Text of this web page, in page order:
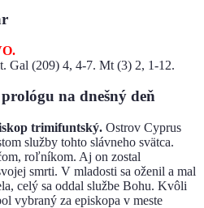
Gal (209) 4, 4-7. Mt (3) 2, 1-12.
na dnešný deň
trimifuntský. Ostrov Cyprus
služby tohto slávneho svätca.
roľníkom. Aj on zostal
smrti. V mladosti sa oženil a mal
celý sa oddal službe Bohu. Kvôli
vybraný za episkopa v meste